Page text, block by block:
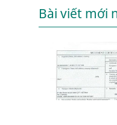
Bài viết mới